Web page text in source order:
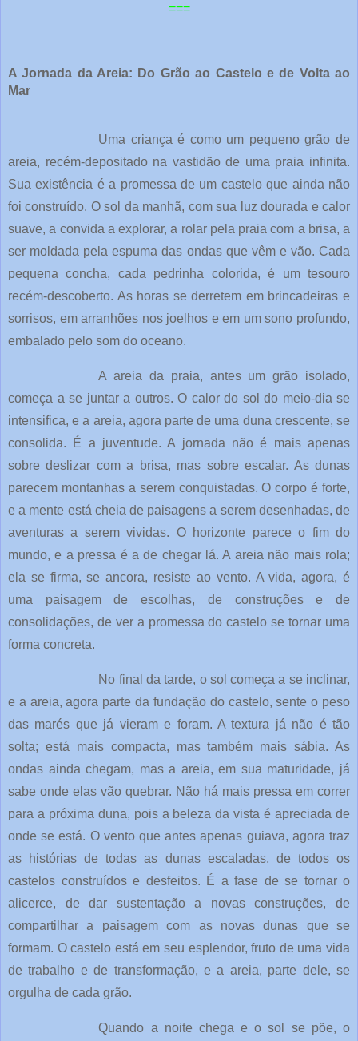
===
A Jornada da Areia: Do Grão ao Castelo e de Volta ao
Mar
Uma criança é como um pequeno grão de
areia, recém-depositado na vastidão de uma praia infinita.
Sua existência é a promessa de um castelo que ainda não
foi construído. O sol da manhã, com sua luz dourada e calor
suave, a convida a explorar, a rolar pela praia com a brisa, a
ser moldada pela espuma das ondas que vêm e vão. Cada
pequena concha, cada pedrinha colorida, é um tesouro
recém-descoberto. As horas se derretem em brincadeiras e
sorrisos, em arranhões nos joelhos e em um sono profundo,
embalado pelo som do oceano.
A areia da praia, antes um grão isolado,
começa a se juntar a outros. O calor do sol do meio-dia se
intensifica, e a areia, agora parte de uma duna crescente, se
consolida. É a juventude. A jornada não é mais apenas
sobre deslizar com a brisa, mas sobre escalar. As dunas
parecem montanhas a serem conquistadas. O corpo é forte,
e a mente está cheia de paisagens a serem desenhadas, de
aventuras a serem vividas. O horizonte parece o fim do
mundo, e a pressa é a de chegar lá. A areia não mais rola;
ela se firma, se ancora, resiste ao vento. A vida, agora, é
uma paisagem de escolhas, de construções e de
consolidações, de ver a promessa do castelo se tornar uma
forma concreta.
No final da tarde, o sol começa a se inclinar,
e a areia, agora parte da fundação do castelo, sente o peso
das marés que já vieram e foram. A textura já não é tão
solta; está mais compacta, mas também mais sábia. As
ondas ainda chegam, mas a areia, em sua maturidade, já
sabe onde elas vão quebrar. Não há mais pressa em correr
para a próxima duna, pois a beleza da vista é apreciada de
onde se está. O vento que antes apenas guiava, agora traz
as histórias de todas as dunas escaladas, de todos os
castelos construídos e desfeitos. É a fase de se tornar o
alicerce, de dar sustentação a novas construções, de
compartilhar a paisagem com as novas dunas que se
formam. O castelo está em seu esplendor, fruto de uma vida
de trabalho e de transformação, e a areia, parte dele, se
orgulha de cada grão.
Quando a noite chega e o sol se põe, o